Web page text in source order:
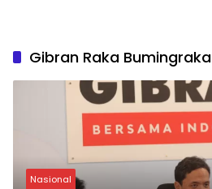
Gibran Raka Bumingraka
Nasional